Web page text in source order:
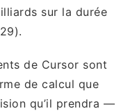
sur la durée
de Cursor sont
de calcul que
qu’il prendra —